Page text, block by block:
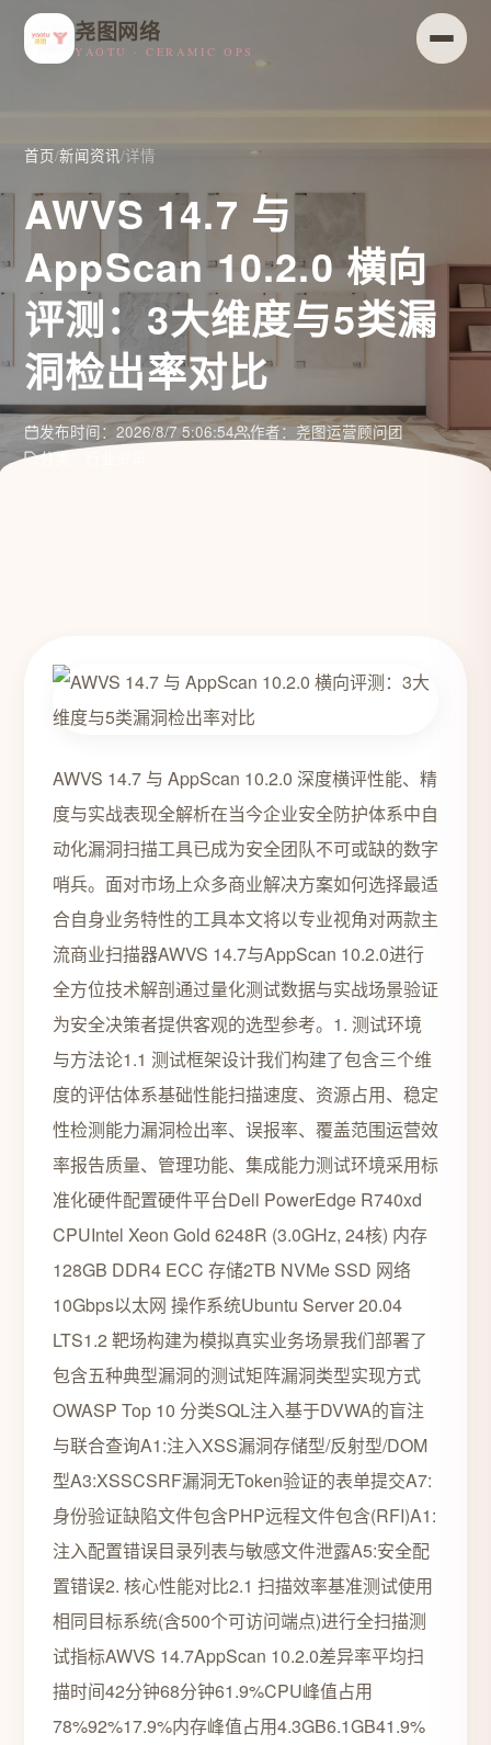
尧图网络
YAOTU · CERAMIC OPS
首页/新闻资讯/详情
AWVS 14.7 与
AppScan 10.2.0 横向
评测：3大维度与5类漏
洞检出率对比
发布时间：2026/8/7 5:06:54
作者：尧图运营顾问团
分类：行业资讯
AWVS 14.7 与 AppScan 10.2.0 深度横评性能、精
度与实战表现全解析在当今企业安全防护体系中自
动化漏洞扫描工具已成为安全团队不可或缺的数字
哨兵。面对市场上众多商业解决方案如何选择最适
合自身业务特性的工具本文将以专业视角对两款主
流商业扫描器AWVS 14.7与AppScan 10.2.0进行
全方位技术解剖通过量化测试数据与实战场景验证
为安全决策者提供客观的选型参考。1. 测试环境
与方法论1.1 测试框架设计我们构建了包含三个维
度的评估体系基础性能扫描速度、资源占用、稳定
性检测能力漏洞检出率、误报率、覆盖范围运营效
率报告质量、管理功能、集成能力测试环境采用标
准化硬件配置硬件平台Dell PowerEdge R740xd
CPUIntel Xeon Gold 6248R (3.0GHz, 24核) 内存
128GB DDR4 ECC 存储2TB NVMe SSD 网络
10Gbps以太网 操作系统Ubuntu Server 20.04
LTS1.2 靶场构建为模拟真实业务场景我们部署了
包含五种典型漏洞的测试矩阵漏洞类型实现方式
OWASP Top 10 分类SQL注入基于DVWA的盲注
与联合查询A1:注入XSS漏洞存储型/反射型/DOM
型A3:XSSCSRF漏洞无Token验证的表单提交A7:
身份验证缺陷文件包含PHP远程文件包含(RFI)A1:
注入配置错误目录列表与敏感文件泄露A5:安全配
置错误2. 核心性能对比2.1 扫描效率基准测试使用
相同目标系统(含500个可访问端点)进行全扫描测
试指标AWVS 14.7AppScan 10.2.0差异率平均扫
描时间42分钟68分钟61.9%CPU峰值占用
78%92%17.9%内存峰值占用4.3GB6.1GB41.9%